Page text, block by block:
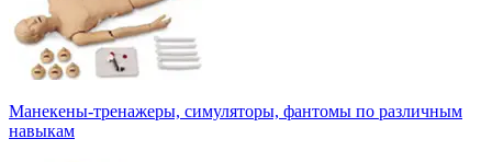
Манекены-тренажеры, симуляторы, фантомы по различным
навыкам